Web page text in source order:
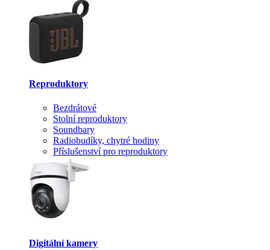
Reproduktory
Bezdrátové
Stolní reproduktory
Soundbary
Radiobudíky, chytré hodiny
Příslušenství pro reproduktory
Digitální kamery